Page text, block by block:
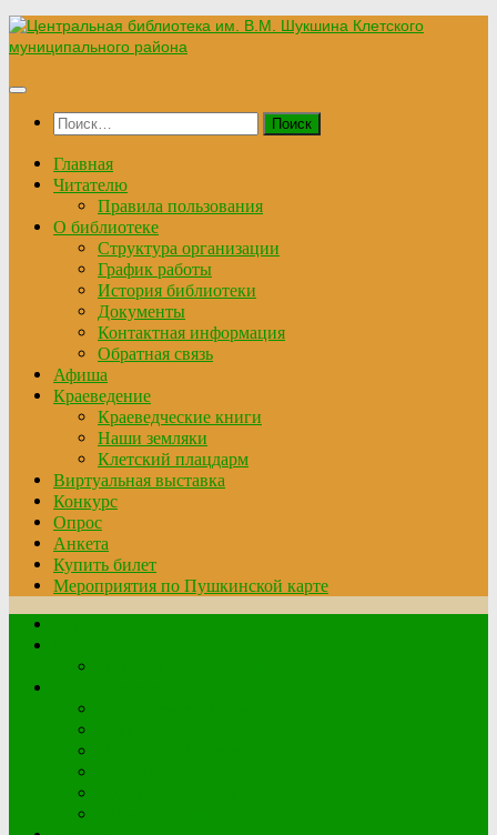
Перейти
к
Найти:
Главная
Читателю
Правила пользования
О библиотеке
Структура организации
График работы
История библиотеки
Документы
Контактная информация
Обратная связь
Афиша
Краеведение
Краеведческие книги
Наши земляки
Клетский плацдарм
Виртуальная выставка
Конкурс
Опрос
Анкета
Купить билет
Мероприятия по Пушкинской карте